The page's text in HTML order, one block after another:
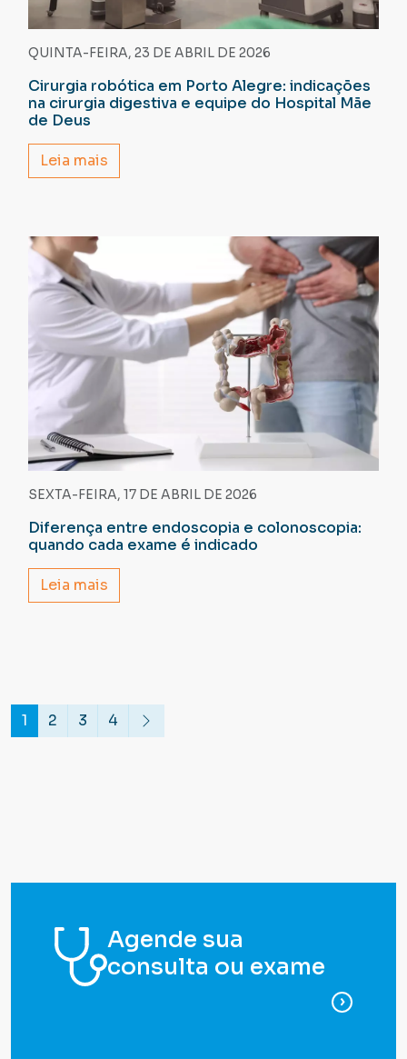
QUINTA-FEIRA, 23 DE ABRIL DE 2026
Cirurgia robótica em Porto Alegre: indicações
na cirurgia digestiva e equipe do Hospital Mãe
de Deus
Leia mais
SEXTA-FEIRA, 17 DE ABRIL DE 2026
Diferença entre endoscopia e colonoscopia:
quando cada exame é indicado
Leia mais
1 2 3 4
Agende sua
consulta ou exame
para